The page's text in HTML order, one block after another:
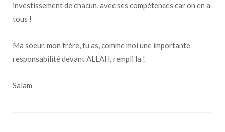
investissement de chacun, avec ses compétences car on en a
tous !
Ma soeur, mon frère, tu as, comme moi une importante
responsabilité devant ALLAH, rempli la !
Salam